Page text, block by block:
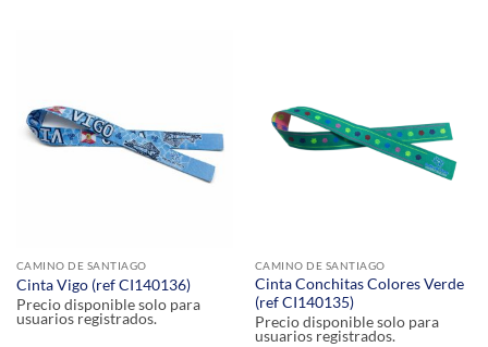
CAMINO DE SANTIAGO
Cinta Vigo (ref CI140136)
Precio disponible solo para
usuarios registrados.
CAMINO DE SANTIAGO
Cinta Conchitas Colores Verde
(ref CI140135)
Precio disponible solo para
usuarios registrados.